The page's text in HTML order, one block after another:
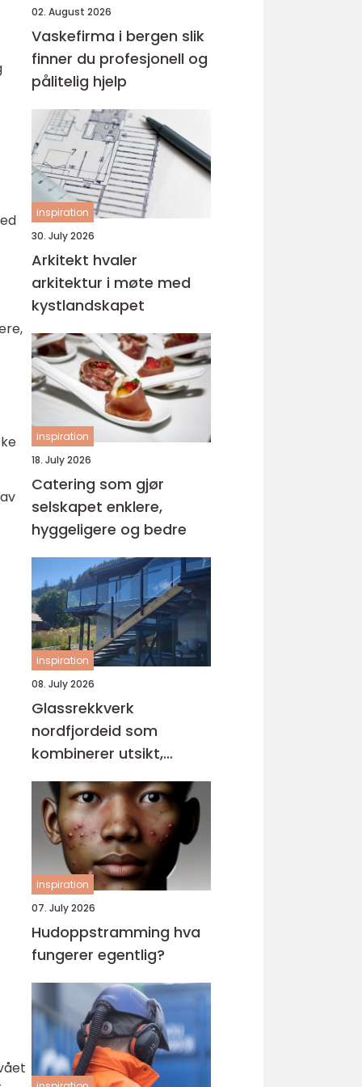
02. August 2026
Vaskefirma i bergen slik
finner du profesjonell og
pålitelig hjelp
inspiration
30. July 2026
Arkitekt hvaler
arkitektur i møte med
kystlandskapet
inspiration
18. July 2026
Catering som gjør
selskapet enklere,
hyggeligere og bedre
inspiration
08. July 2026
Glassrekkverk
nordfjordeid som
kombinerer utsikt,
sikkerhet og stil
inspiration
07. July 2026
Hudoppstramming hva
fungerer egentlig?